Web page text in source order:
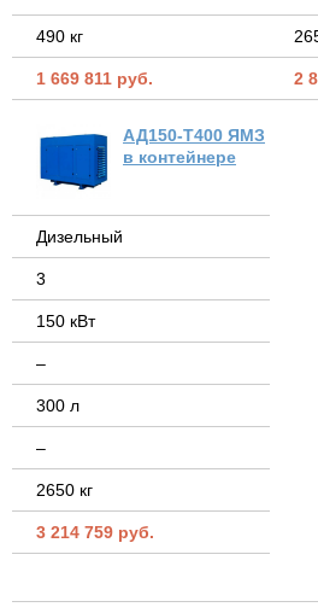
490 кг
1 669 811 руб. 2
АД150-Т400 ЯМЗ
в контейнере
Дизельный
3
150 кВт
–
300 л
–
2650 кг
3 214 759 руб.